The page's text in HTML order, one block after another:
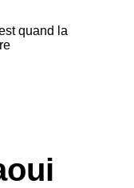
quand la